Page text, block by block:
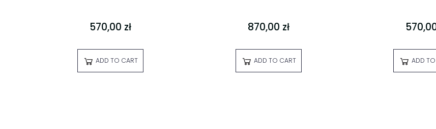
570,00 zł
ADD TO CART
870,00 zł
ADD TO CART ADD